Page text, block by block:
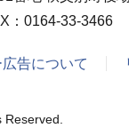
：0164-33-3466
告について
Reserved.